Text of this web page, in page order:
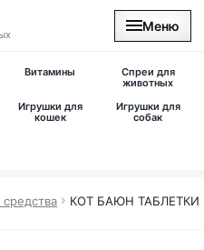
Меню
Витамины
Спреи для
животных
Игрушки для
кошек
Игрушки для
собак
КОТ БАЮН ТАБЛЕТКИ